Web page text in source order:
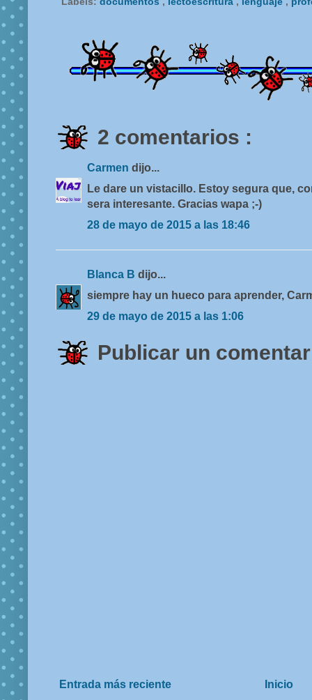
2 comentarios :
Carmen dijo...
Le dare un vistacillo. Estoy segura que,
sera interesante. Gracias wapa ;-)
28 de mayo de 2015 a las 18:46
Blanca B dijo...
siempre hay un hueco para aprender,
29 de mayo de 2015 a las 1:06
Publicar un
Entrada más reciente Inicio